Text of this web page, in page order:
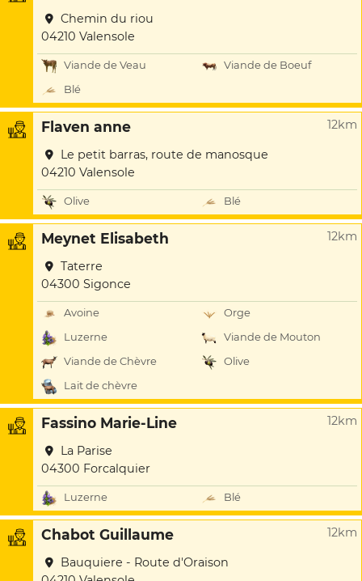
Chemin du riou
04210 Valensole
Viande de Veau
Viande de Boeuf
Blé
Flaven anne 12km
Le petit barras, route de manosque
04210 Valensole
Olive Blé
Meynet Elisabeth 12km
Taterre
04300 Sigonce
Avoine
Orge
Luzerne
Viande de Mouton
Viande de Chèvre
Olive
Lait de chèvre
Fassino Marie-Line 12km
La Parise
04300 Forcalquier
Luzerne Blé
Chabot Guillaume 12km
Bauquiere - Route d'Oraison